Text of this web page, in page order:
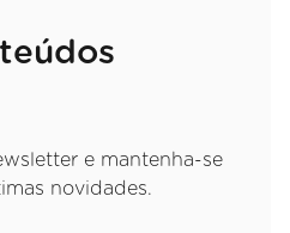
e mantenha-se
novidades.